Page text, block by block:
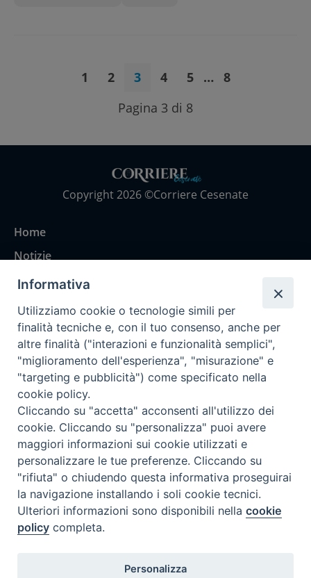
1 2 3 4 5 …
8
Pagina 3 di 8
Copyright 2026 ©Corriere Cesenate
Home
Notizie
Rubriche
Chi siamo
Come abbonarsi
Contatti
Informativa
Utilizziamo cookie o tecnologie simili per
finalità tecniche e, con il tuo consenso, anche per
altre finalità ("interazioni e funzionalità semplici",
"miglioramento dell'esperienza", "misurazione" e
"targeting e pubblicità") come specificato nella
cookie policy.
Cliccando su "accetta" acconsenti all'utilizzo dei
cookie. Cliccando su "personalizza" puoi avere
maggiori informazioni sui cookie utilizzati e
personalizzare le tue preferenze. Cliccando su
"rifiuta" o chiudendo questa informativa proseguirai
la navigazione installando i soli cookie tecnici.
Ulteriori informazioni sono disponibili nellacookie
policy completa.
Personalizza